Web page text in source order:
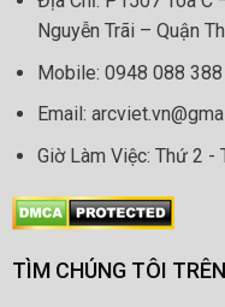
Nguyễn Trãi – Quận
Mobile: 0948 088
Email:
Giờ Làm Việc: Thứ 2
TÌM CHÚNG TÔI